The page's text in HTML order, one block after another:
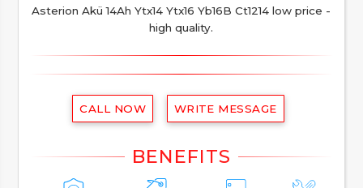
Asterion Akü 14Ah Ytx14 Ytx16 Yb16B Ct1214 low price -
high quality.
CALL NOW WRITE MESSAGE